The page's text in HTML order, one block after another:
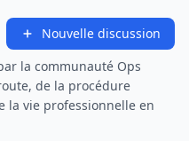
Nouvelle discussion
la communauté Ops
de la procédure
la vie professionnelle en